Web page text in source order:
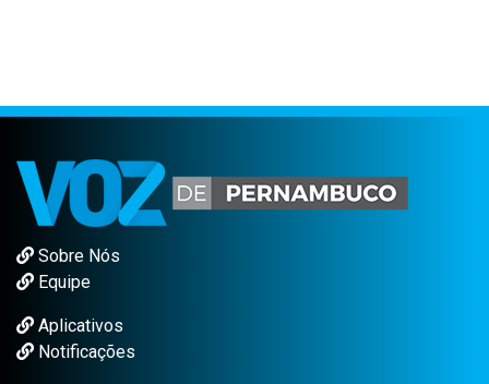
Sobre Nós
Equipe
Aplicativos
Notificações